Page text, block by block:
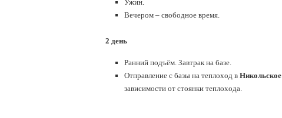
Ужин.
Вечером – свободное время.
2 день
Ранний подъём. Завтрак на базе.
Отправление с базы на теплоход вНикольское
зависимости от стоянки теплохода.